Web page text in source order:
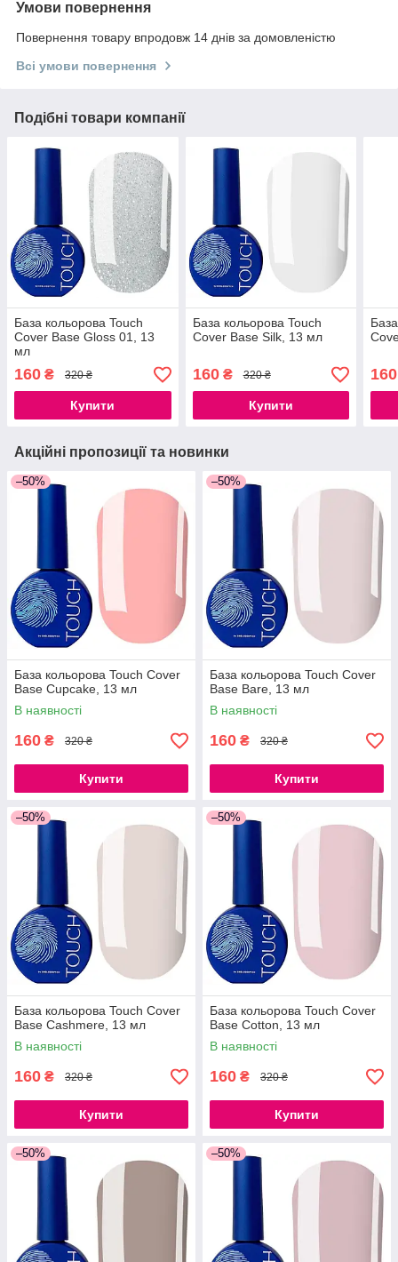
Умови повернення
Повернення товару впродовж 14 днів за домовленістю
Всі умови повернення
Подібні товари компанії
База кольорова Touch
Cover Base Gloss 01, 13
мл
160 ₴ 320 ₴
Купити
База кольорова Touch
Cover Base Silk, 13 мл
160₴ 320 ₴
Купити
160
Акційні пропозиції та новинки
–50%
База кольорова Touch Cover
Base Cupcake, 13 мл
В наявності
160 ₴ 320 ₴
Купити
–50%
База кольорова Touch Cover
Base Bare, 13 мл
В наявності
160 ₴ 320 ₴
Купити
–50%
База кольорова Touch Cover
Base Cashmere, 13 мл
В наявності
160 ₴ 320 ₴
Купити
–50%
База кольорова Touch Cover
Base Cotton, 13 мл
В наявності
160 ₴ 320 ₴
Купити
–50% –50%